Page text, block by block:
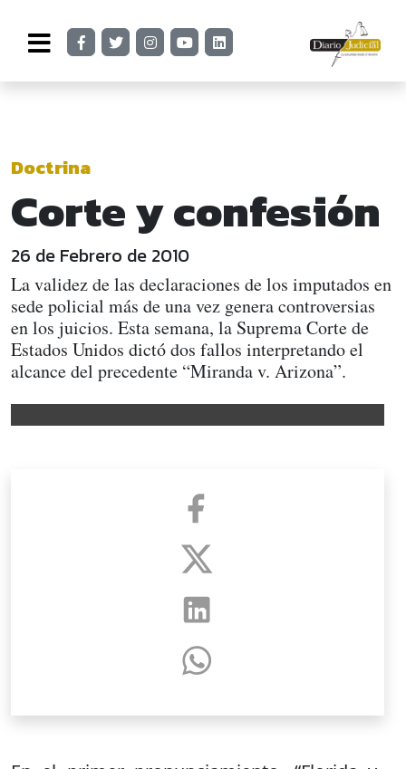
Doctrina
Corte y confesión
26 de Febrero de 2010
La validez de las declaraciones de los imputados en
sede policial más de una vez genera controversias
en los juicios. Esta semana, la Suprema Corte de
Estados Unidos dictó dos fallos interpretando el
alcance del precedente “Miranda v. Arizona”.